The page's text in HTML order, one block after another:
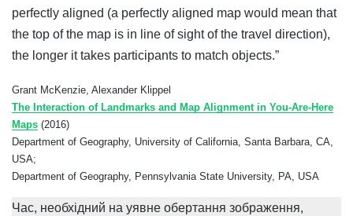
perfectly aligned (a perfectly aligned map would mean that
the top of the map is in line of sight of the travel direction),
the longer it takes participants to match objects.”
Grant McKenzie, Alexander Klippel
The Interaction of Landmarks and Map Alignment in You-Are-Here
Maps (2016)
Department of Geography, University of California, Santa Barbara, CA,
USA;
Department of Geography, Pennsylvania State University, PA, USA
Час, необхідний на уявне обертання зображення,